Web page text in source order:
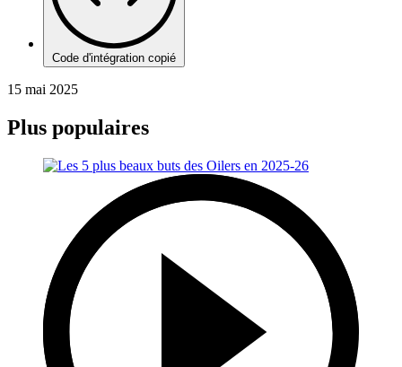
Code d'intégration copié
15 mai 2025
Plus populaires